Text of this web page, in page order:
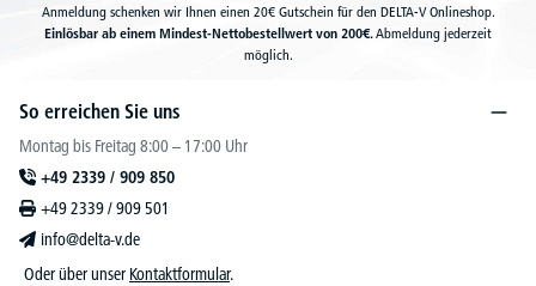
Anmeldung schenken wir Ihnen einen 20€ Gutschein für den DELTA-V Onlineshop.
Einlösbar ab einem Mindest-Nettobestellwert von 200€.Abmeldung jederzeit
möglich.
So erreichen Sie uns
Montag bis Freitag 8:00 – 17:00 Uhr
+49 2339 / 909 850
+49 2339 / 909 501
info@delta-v.de
Oder über unser Kontaktformular.